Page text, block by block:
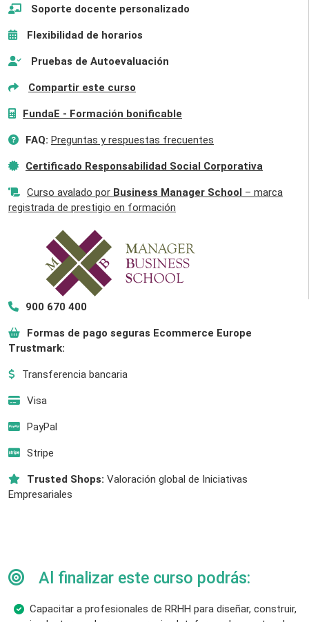
Soporte docente personalizado
Flexibilidad de horarios
Pruebas de Autoevaluación
Compartir este curso
FundaE - Formación bonificable
FAQ: Preguntas y respuestas frecuentes
Certificado Responsabilidad Social Corporativa
Curso avalado por Business Manager School – marca
registrada de prestigio en formación
900 670 400
Formas de pago seguras Ecommerce Europe
Trustmark:
Transferencia bancaria
Visa
PayPal
Stripe
Trusted Shops: Valoración global de Iniciativas
Empresariales
Al finalizar este curso podrás:
Capacitar a profesionales de RRHH para diseñar, construir,